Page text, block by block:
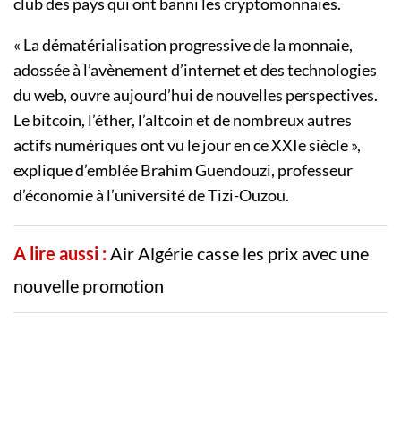
« La dématérialisation progressive de la monnaie,
adossée à l’avènement d’internet et des technologies
du web, ouvre aujourd’hui de nouvelles perspectives.
Le bitcoin, l’éther, l’altcoin et de nombreux autres
actifs numériques ont vu le jour en ce XXIe siècle »,
explique d’emblée Brahim Guendouzi, professeur
d’économie à l’université de Tizi-Ouzou.
A lire aussi : Air Algérie casse les prix avec une
nouvelle promotion